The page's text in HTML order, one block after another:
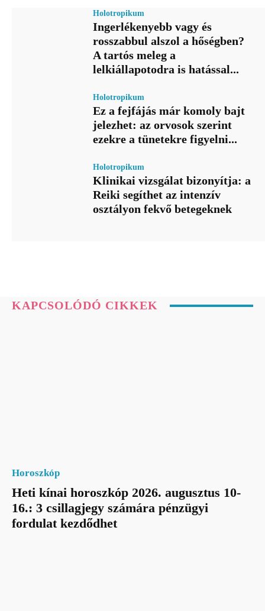
Holotropikum
Ingerlékenyebb vagy és
rosszabbul alszol a hőségben?
A tartós meleg a
lelkiállapotodra is hatással...
Holotropikum
Ez a fejfájás már komoly bajt
jelezhet: az orvosok szerint
ezekre a tünetekre figyelni...
Holotropikum
Klinikai vizsgálat bizonyítja: a
Reiki segíthet az intenzív
osztályon fekvő betegeknek
KAPCSOLÓDÓ CIKKEK
Horoszkóp
Heti kínai horoszkóp 2026. augusztus 10-
16.: 3 csillagjegy számára pénzügyi
fordulat kezdődhet